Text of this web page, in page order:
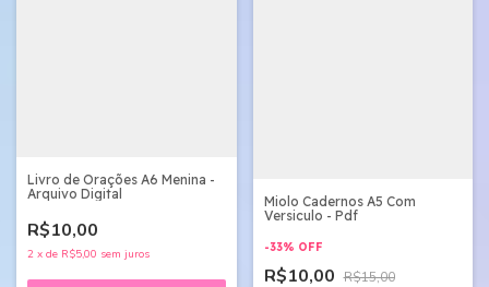
Livro de Orações A6 Menina -
Arquivo Digital
R$10,00
2 x de R$5,00 sem juros
Miolo Cadernos A5 Com
Versiculo - Pdf
-33% OFF
R$10,00 R$15,00